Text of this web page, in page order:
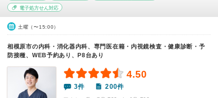
電子処方せん対応
土曜（〜15:00）
相模原市の内科・消化器内科、専門医在籍・内視鏡検査・健康診断・予
防接種、WEB予約あり、P8台あり
4.50
3件 200件